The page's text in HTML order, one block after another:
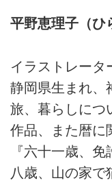
平野恵理子（ひ
イラストレータ
静岡県生まれ、
旅、暮らしにつ
作品、また暦に
『六十一歳、
八歳、山の家で